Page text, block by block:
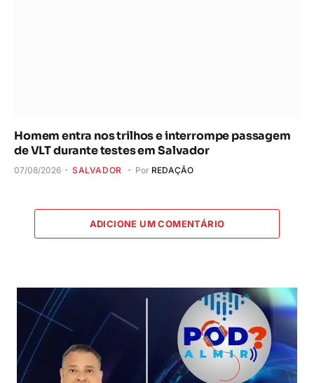
Homem entra nos trilhos e interrompe passagem
de VLT durante testes em Salvador
07/08/2026 SALVADOR Por REDAÇÃO
ADICIONE UM COMENTÁRIO